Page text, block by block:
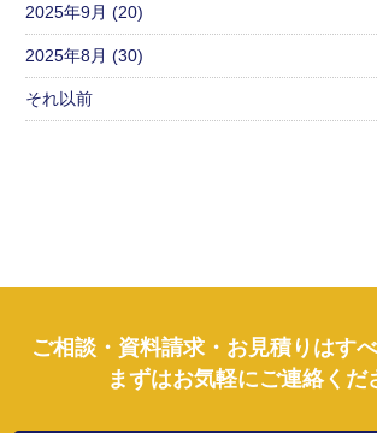
2025年9月 (20)
2025年8月 (30)
それ以前
ご相談・資料請求・お見積りはす
まずはお気軽にご連絡くだ